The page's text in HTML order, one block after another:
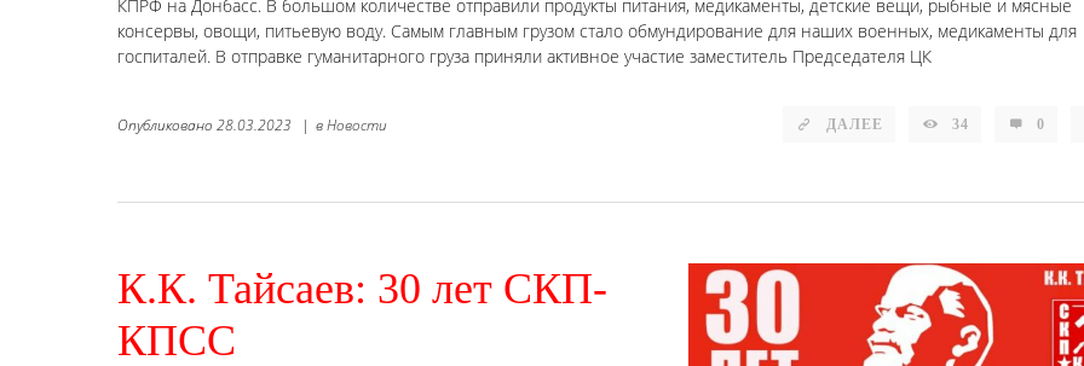
КПРФ на Донбасс. В большом количестве отправили продукты питания, медикаменты, детские вещи, рыбные и мясные
консервы, овощи, питьевую воду. Самым главным грузом стало обмундирование для наших военных, медикаменты для
госпиталей. В отправке гуманитарного груза приняли активное участие заместитель Председателя ЦК
ДАЛЕЕ 34 0
Опубликовано 28.03.2023 | вНовости
К.К. Тайсаев: 30 лет СКП-
КПСС